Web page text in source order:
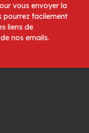
vous envoyer la
pourrez facilement
liens de
nos emails.